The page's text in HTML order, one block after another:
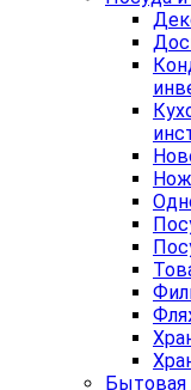
Бытовая